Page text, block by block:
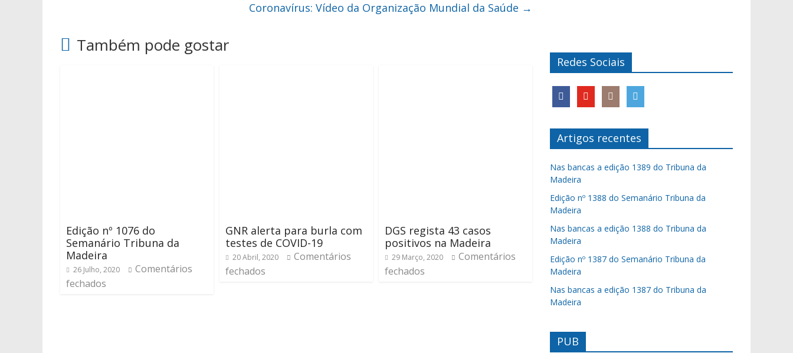
Coronavírus: Vídeo da Organização Mundial da Saúde →
Também pode gostar
Edição nº 1076 do
Semanário Tribuna da
Madeira
26 Julho, 2020
Comentários
fechados
GNR alerta para burla com
testes de COVID-19
20 Abril, 2020
Comentários
fechados
DGS regista 43 casos
positivos na Madeira
29 Março, 2020
Comentários
fechados
Redes Sociais
Artigos recentes
Nas bancas a edição 1389 do Tribuna da
Madeira
Edição nº 1388 do Semanário Tribuna da
Madeira
Nas bancas a edição 1388 do Tribuna da
Madeira
Edição nº 1387 do Semanário Tribuna da
Madeira
Nas bancas a edição 1387 do Tribuna da
Madeira
PUB